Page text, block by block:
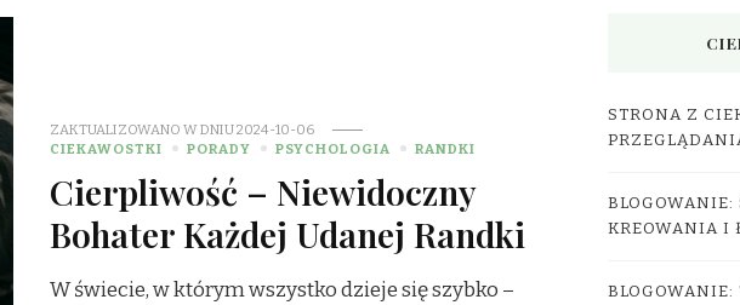
ZAKTUALIZOWANO W DNIU2024-10-06
CIEKAWOSTKI
PORADY PSYCHOLOGIA RANDKI
Cierpliwość – Niewidoczny
Bohater Każdej Udanej Randki
W świecie, w którym wszystko dzieje się szybko –
STRONA Z
KREOWANIA I
BLOGOWANIE: